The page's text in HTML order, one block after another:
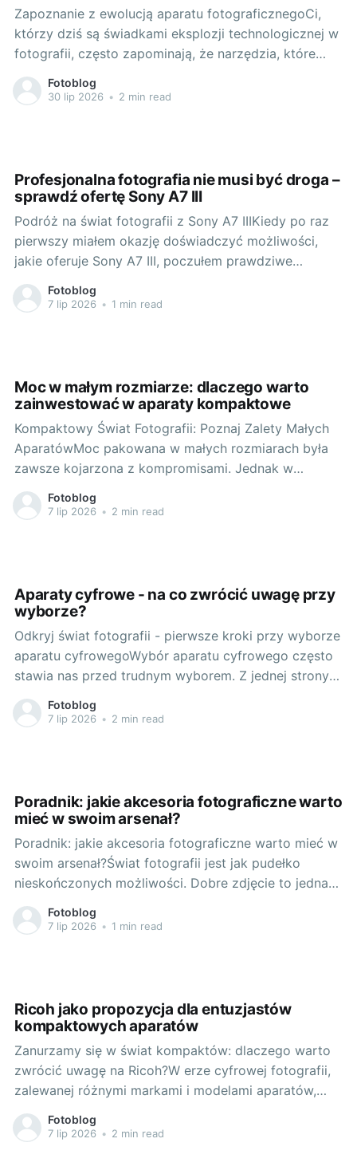
Zapoznanie z ewolucją aparatu fotograficznegoCi,
którzy dziś są świadkami eksplozji technologicznej w
fotografii, często zapominają, że narzędzia, które
obecnie uznajemy za codzienność, kiedyś były tylko
marzeniem. Fotografia od czasu wynalezienia w XIX
Fotoblog
30 lip 2026 • 2 min read
Profesjonalna fotografia nie musi być droga –
sprawdź ofertę Sony A7 III
Podróż na świat fotografii z Sony A7 IIIKiedy po raz
pierwszy miałem okazję doświadczyć możliwości,
jakie oferuje Sony A7 III, poczułem prawdziwe
wibracje artystyczne. Ten model, jest bowiem
prawdziwym dowodem na to, że profesjonalna
Fotoblog
7 lip 2026 • 1 min read
Moc w małym rozmiarze: dlaczego warto
zainwestować w aparaty kompaktowe
Kompaktowy Świat Fotografii: Poznaj Zalety Małych
AparatówMoc pakowana w małych rozmiarach była
zawsze kojarzona z kompromisami. Jednak w
przypadku fotografii cyfrowej, te czasy bezpowrotnie
minęły. Dziś skupimy się na jednym z najbardziej
uznanie wśród
Fotoblog
7 lip 2026 • 2 min read
Aparaty cyfrowe - na co zwrócić uwagę przy
wyborze?
Odkryj świat fotografii - pierwsze kroki przy wyborze
aparatu cyfrowegoWybór aparatu cyfrowego często
stawia nas przed trudnym wyborem. Z jednej strony
zależy nam na wysokiej jakości zdjęć i
zaawansowanych opcjach, z drugiej zależy nam na
Fotoblog
7 lip 2026 • 2 min read
Poradnik: jakie akcesoria fotograficzne warto
mieć w swoim arsenał?
Poradnik: jakie akcesoria fotograficzne warto mieć w
swoim arsenał?Świat fotografii jest jak pudełko
nieskończonych możliwości. Dobre zdjęcie to jednak
nie tylko odpowiedni moment i miejsce, ale także
dobrej jakości sprzęt. Dzisiaj zaprowadzę Was przez
Fotoblog
7 lip 2026 • 1 min read
Ricoh jako propozycja dla entuzjastów
kompaktowych aparatów
Zanurzamy się w świat kompaktów: dlaczego warto
zwrócić uwagę na Ricoh?W erze cyfrowej fotografii,
zalewanej różnymi markami i modelami aparatów,
możemy się zastanawiać, której marce powinniśmy
zaufać. Na tej szerokiej platformie Ricoh stanowi
Fotoblog
7 lip 2026 • 2 min read